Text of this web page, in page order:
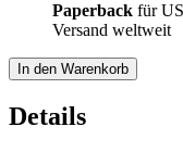
Paperback für
Versand weltweit
In den Warenkorb
Details